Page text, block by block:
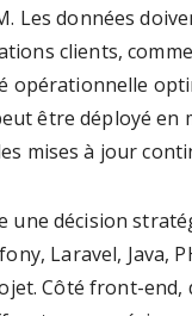
Les données
clients,
être déployé en
mises à jour
une décision
Laravel, Java,
Côté front-